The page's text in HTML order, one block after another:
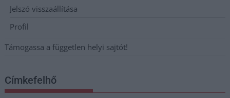
Jelszó visszaállítása
Profil
Támogassa a független helyi sajtót!
Címkefelhő